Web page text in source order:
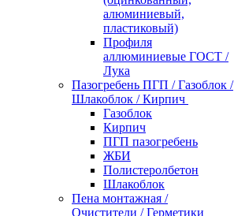
алюминиевый,
пластиковый)
Профиля
аллюминиевые ГОСТ /
Лука
Пазогребень ПГП / Газоблок /
Шлакоблок / Кирпич
Газоблок
Кирпич
ПГП пазогребень
ЖБИ
Полистеролбетон
Шлакоблок
Пена монтажная /
Очистители / Герметики